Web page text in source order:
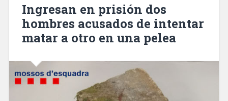
Ingresan en prisión dos
hombres acusados de intentar
matar a otro en una pelea